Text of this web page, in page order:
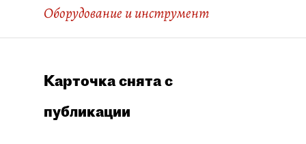
Оборудование и инструмент
Карточка снята с
публикации